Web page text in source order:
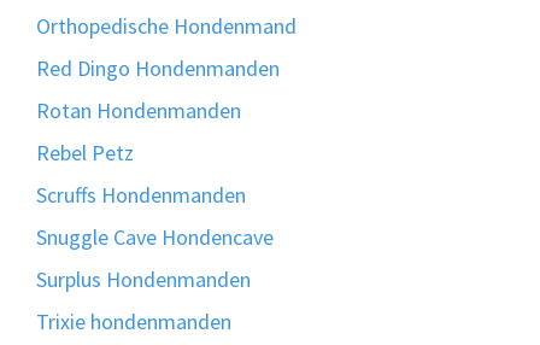
Orthopedische Hondenmand
Red Dingo Hondenmanden
Rotan Hondenmanden
Rebel Petz
Scruffs Hondenmanden
Snuggle Cave Hondencave
Surplus Hondenmanden
Trixie hondenmanden